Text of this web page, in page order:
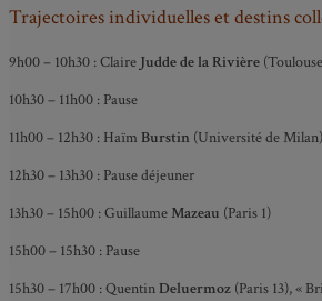
Trajectoires individuelles et destins
9h00 – 10h30 : Claire Judde de la Rivière
10h30 – 11h00 : Pause
11h00 – 12h30 : Haïm Burstin (Université de
12h30 – 13h30 : Pause déjeuner
13h30 – 15h00 : GuillaumeMazeau (Paris 1)
15h00 – 15h30 : Pause
15h30 – 17h00 :QuentinDeluermoz (Paris 13), «